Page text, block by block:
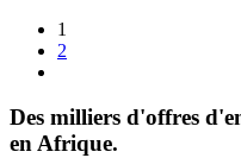
1
2
Des milliers d'offres
en Afrique.